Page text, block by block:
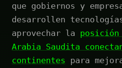
que gobiernos y
desarrollen
aprovechar la
Arabia Saudita
continentes para